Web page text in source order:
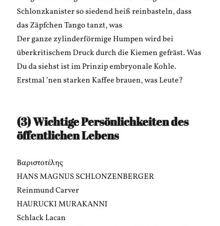
Schlonzkanister so siedend heiß reinbasteln, dass
das Zäpfchen Tango tanzt, was
Der ganze zylinderförmige Humpen wird bei
überkritischem Druck durch die Kiemen gefräst. Was
Du da siehst ist im Prinzip embryonale Kohle.
Erstmal ’nen starken Kaffee brauen, was Leute?
(3) Wichtige Persönlichkeiten des
öffentlichen Lebens
Bαριστοτέλης
HANS MAGNUS SCHLONZENBERGER
Reinmund Carver
HAURUCKI MURAKANNI
Schlack Lacan